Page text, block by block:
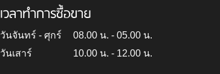
เวลาทำการซื้อขาย
วันจันทร์ - ศุกร์
08.00 น. - 05.00 น.
วันเสาร์
10.00 น. - 12.00 น.